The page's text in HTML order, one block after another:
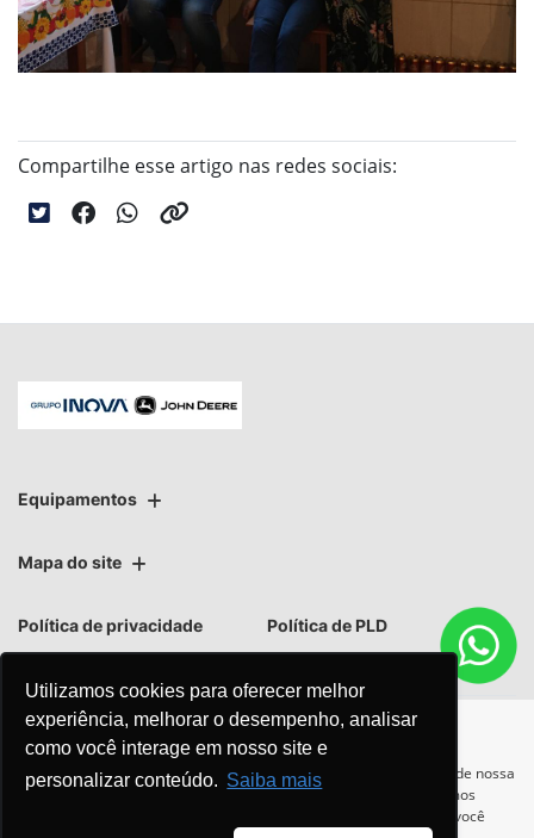
Utilizamos cookies para oferecer melhor
experiência, melhorar o desempenho, analisar
como você interage em nosso site e
personalizar conteúdo. Saiba mais
Compartilhe esse artigo nas redes sociais:
Equipamentos
Mapa do site
Política de privacidade Política de PLD
No trânsito, enxergar o outro
Para otimizar sua experiência durante a navegação, fazemos uso de nossa
política de cookies e para proteger seus dados pessoais respeitamos
. Ao seguir com a navegação e visita você